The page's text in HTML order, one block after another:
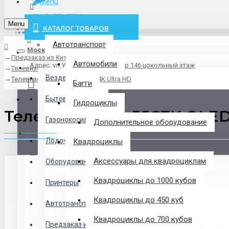
info@pxlt.ru
Москва
Адрес: ул.Угрешская дом 2, стр 146 цокольный этаж
Везде
Везде
Бытовая техника
Газонокосилки
Лодочные Моторы
Оборудование
Принтеры
Автотранспорт
Предзаказ из Китая
Логин
Закладки
0 товар(ов) - 0 р.
КАТАЛОГ ТОВАРОВ
Автотранспорт
Автомобили
Багги
Гидроциклы
Дополнительное оборудование
Квадроциклы
Аксессуары для квадроциклам
Квадроциклы до 1000 кубов
Квадроциклы до 450 куб
Квадроциклы до 700 кубов
Menu
Предзаказ из Китая
Телевизоры
Телевизор TCL 55C7K QLED 4K Ultra HD
Телевизор TCL 55C7K